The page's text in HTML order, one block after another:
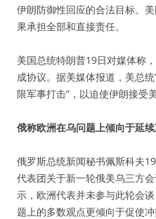
伊朗防御性回应的合法目标。
果承担全部和直接责任。
美国总统特朗普19日对媒体称
成协议。据美媒体报道，美总
限军事打击”，以迫使伊朗接受
俄称欧洲在乌问题上倾向于延
俄罗斯总统新闻秘书佩斯科夫
代表团关于新一轮俄美乌三方
示，欧洲代表并未参与此轮会
题上的多数观点更倾向于促使